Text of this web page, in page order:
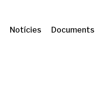
Notícies Documents